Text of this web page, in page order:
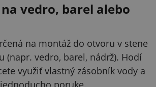
vedro, barel alebo
na montáž do otvoru v stene
(napr. vedro, barel, nádrž). Hodí
využiť vlastný zásobník vody a